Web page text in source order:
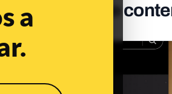
a no permite